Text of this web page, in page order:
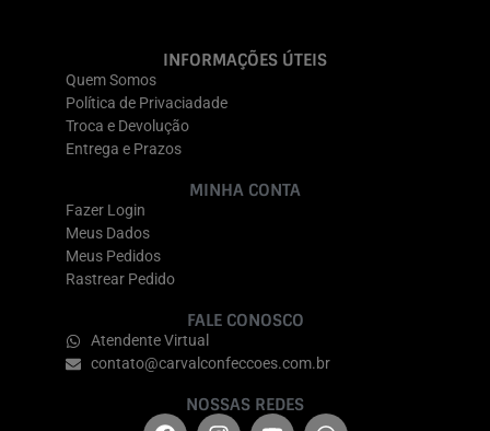
INFORMAÇÕES ÚTEIS
Quem Somos
Política de Privaciadade
Troca e Devolução
Entrega e Prazos
MINHA CONTA
Fazer Login
Meus Dados
Meus Pedidos
Rastrear Pedido
FALE CONOSCO
Atendente Virtual
contato@carvalconfeccoes.com.br
NOSSAS REDES